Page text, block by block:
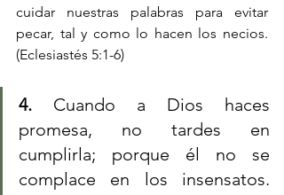
cuidar nuestras palabras para evitar
pecar, tal y como lo hacen los necios.
(Eclesiastés 5:1-6)
4. Cuando a Dios haces
promesa, no tardes en
cumplirla; porque él no se
complace en los insensatos.